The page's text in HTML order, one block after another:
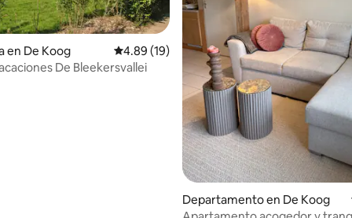
5.0 de 5; 5 evaluaciones
en De Koog Calificación promedio: 4.89 de 5; 19
4.89 (19)
De Bleekersvallei
Departamento en De Koog